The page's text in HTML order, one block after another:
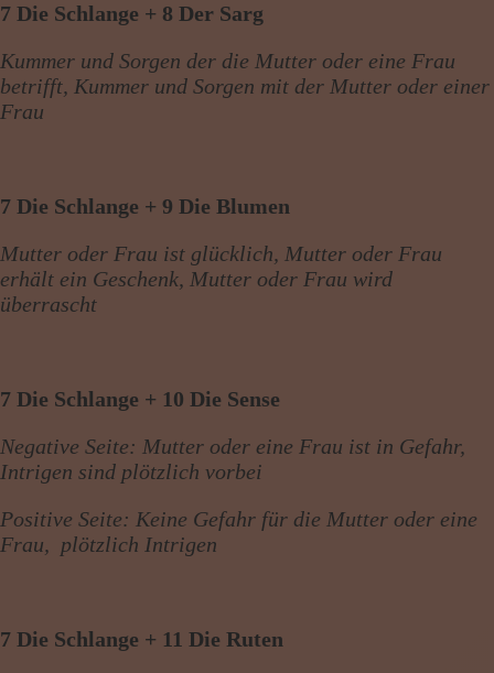
7 Die Schlange + 8 Der Sarg
Kummer und Sorgen der die Mutter oder eine Frau
betrifft, Kummer und Sorgen mit der Mutter oder einer
Frau
7 Die Schlange + 9 Die Blumen
Mutter oder Frau ist glücklich, Mutter oder Frau
erhält ein Geschenk, Mutter oder Frau wird
überrascht
7 Die Schlange + 10 Die Sense
Negative Seite: Mutter oder eine Frau ist in Gefahr,
Intrigen sind plötzlich vorbei
Positive Seite: Keine Gefahr für die Mutter oder eine
Frau, plötzlich Intrigen
7 Die Schlange + 11 Die Ruten